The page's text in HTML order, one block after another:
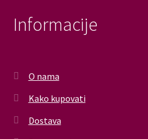
Informacije
O nama
Kako kupovati
Dostava